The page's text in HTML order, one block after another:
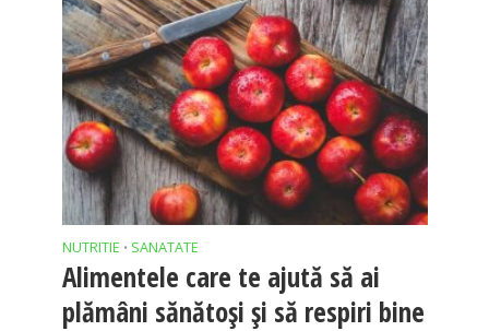
NUTRITIE • SANATATE
Alimentele care te ajută să ai
plămâni sănătoși și să respiri bine